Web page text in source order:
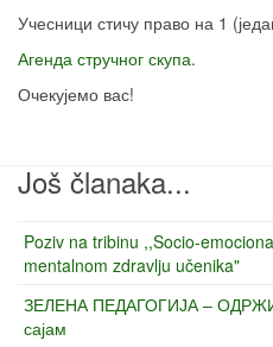
Учесници стичу право на 1
Агенда стручног скупа.
Очекујемо вас!
Još članaka...
Poziv na tribinu ,,Socio-
mentalnom zdravlju učenika"
ЗЕЛЕНА ПЕДАГОГИЈА –
сајам